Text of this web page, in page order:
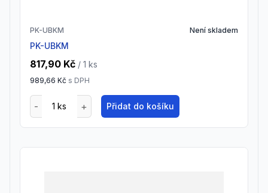
PK-UBKM Není skladem
PK-UBKM
817,90 Kč / 1 ks
989,66 Kč s DPH
Přidat do košíku